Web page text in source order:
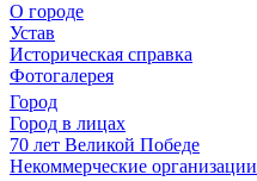
О городе
Устав
Историческая справка
Фотогалерея
Город
Город в лицах
70 лет Великой Победе
Некоммерческие организации